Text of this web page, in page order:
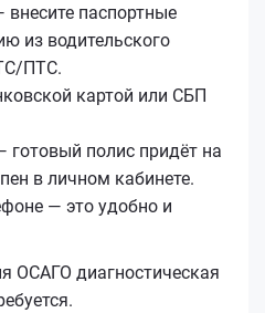
внесите паспортные
из водительского
ПТС.
картой или СБП
готовый полис придёт на
в личном кабинете.
— это удобно и
ОСАГО диагностическая